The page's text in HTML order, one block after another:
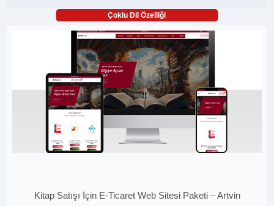
Çoklu Dil Özelliği
Kitap Satışı İçin E-Ticaret Web Sitesi Paketi – Artvin